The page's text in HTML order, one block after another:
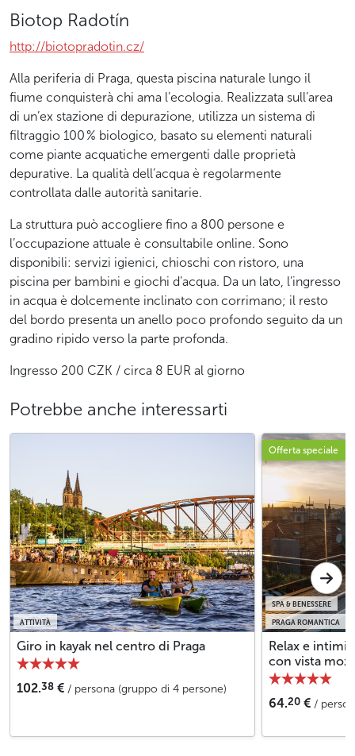
Biotop Radotín
http://biotopradotin.cz/
Alla periferia di Praga, questa piscina naturale lungo il
fiume conquisterà chi ama l’ecologia. Realizzata sull’area
di un’ex stazione di depurazione, utilizza un sistema di
filtraggio 100 % biologico, basato su elementi naturali
come piante acquatiche emergenti dalle proprietà
depurative. La qualità dell’acqua è regolarmente
controllata dalle autorità sanitarie.
La struttura può accogliere fino a 800 persone e
l’occupazione attuale è consultabile online. Sono
disponibili: servizi igienici, chioschi con ristoro, una
piscina per bambini e giochi d’acqua. Da un lato, l’ingresso
in acqua è dolcemente inclinato con corrimano; il resto
del bordo presenta un anello poco profondo seguito da un
gradino ripido verso la parte profonda.
Ingresso 200 CZK / circa 8 EUR al giorno
Potrebbe anche interessarti
ATTIVITÀ
Giro in kayak nel centro di Praga
102.38 € / persona (gruppo di 4 persone)
Offerta speciale
PRAGA ROMANTICA
SPA & BENESSERE
Relax e
con vista
64.20 € /